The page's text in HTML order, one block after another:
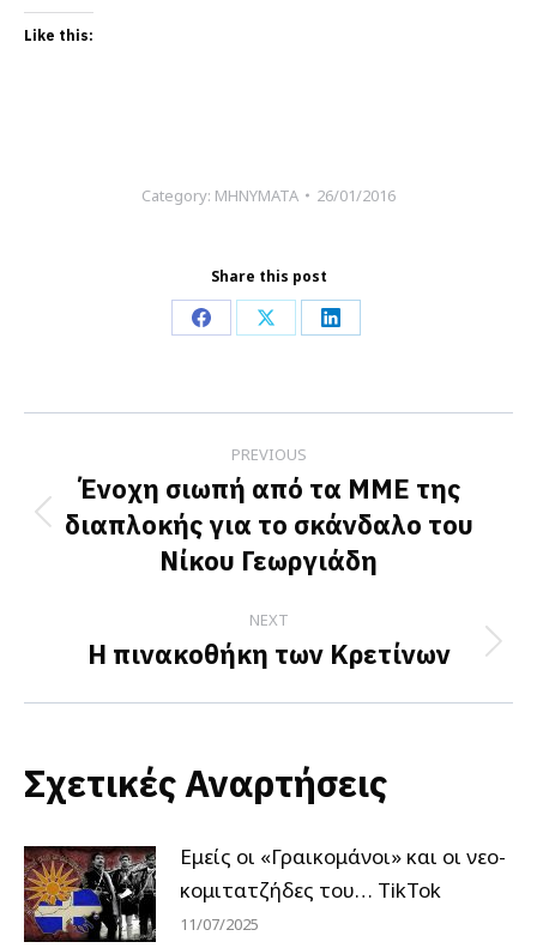
Like this:
Category: ΜΗΝΥΜΑΤΑ 26/01/2016
Share this post
Share
Facebook
Share
X
Share
LinkedIn
navigation
PREVIOUS
Previous
post:
Ένοχη σιωπή από τα ΜΜΕ της
διαπλοκής για το σκάνδαλο του
Νίκου Γεωργιάδη
NEXT
Next
Η πινακοθήκη των Κρετίνων
Σχετικές Αναρτήσεις
Εμείς οι «Γραικομάνοι» και οι νεο-
κομιτατζήδες του… TikTok
11/07/2025